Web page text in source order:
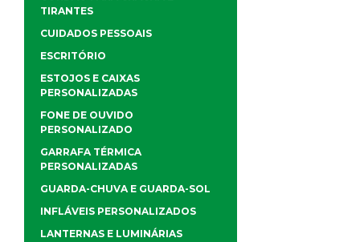
TIRANTES
CUIDADOS PESSOAIS
ESCRITÓRIO
ESTOJOS E CAIXAS
PERSONALIZADAS
FONE DE OUVIDO
PERSONALIZADO
GARRAFA TÉRMICA
PERSONALIZADAS
GUARDA-CHUVA E GUARDA-SOL
INFLÁVEIS PERSONALIZADOS
LANTERNAS E LUMINÁRIAS